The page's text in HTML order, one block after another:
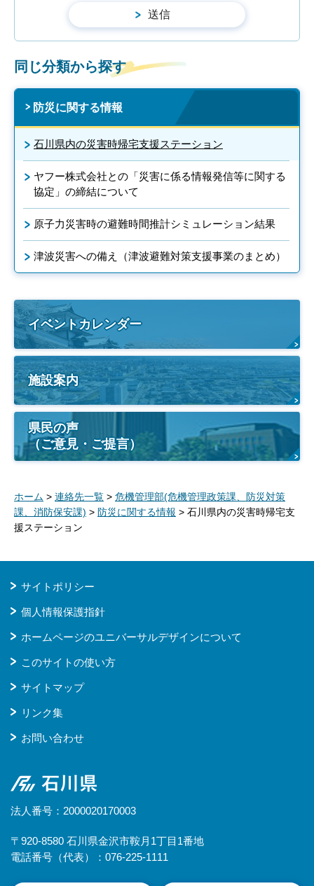
同じ分類から探す
防災に関する情報
石川県内の災害時帰宅支援ステーション
ヤフー株式会社との「災害に係る情報発信等に関する
協定」の締結について
原子力災害時の避難時間推計シミュレーション結果
津波災害への備え（津波避難対策支援事業のまとめ）
イベントカレンダー
施設案内
県民の声
（ご意見・ご提言）
ホーム > 連絡先一覧 > 危機管理部(危機管理政策課、防災対策
課、消防保安課) > 防災に関する情報 > 石川県内の災害時帰宅支
援ステーション
サイトポリシー
個人情報保護指針
ホームページのユニバーサルデザインについて
このサイトの使い方
サイトマップ
リンク集
お問い合わせ
石川県
法人番号：2000020170003
〒920-8580 石川県金沢市鞍月1丁目1番地
電話番号（代表）：076-225-1111